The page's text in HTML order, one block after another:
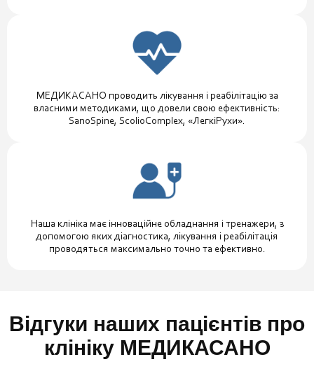
МЕДИКАСАНО проводить лікування і реабілітацію за
власними методиками, що довели свою ефективність:
SanoSpine, ScolioComplex, «ЛегкіРухи».
Наша клініка має інноваційне обладнання і тренажери, з
допомогою яких діагностика, лікування і реабілітація
проводяться максимально точно та ефективно.
Відгуки наших пацієнтів про
клініку МЕДИКАСАНО